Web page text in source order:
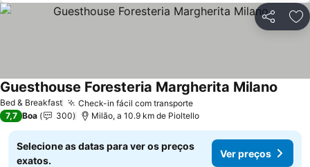
Partilhar
Bed & Breakfast Check-in fácil com transporteVer preços
Guesthouse Foresteria Margherita Milano
7,7 Boa 300 Milão, a 10.9 km de Pioltello
Selecione as datas para ver os preços
exatos.
Ver preços